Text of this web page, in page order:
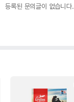
등록된 문의글이 없습니다.